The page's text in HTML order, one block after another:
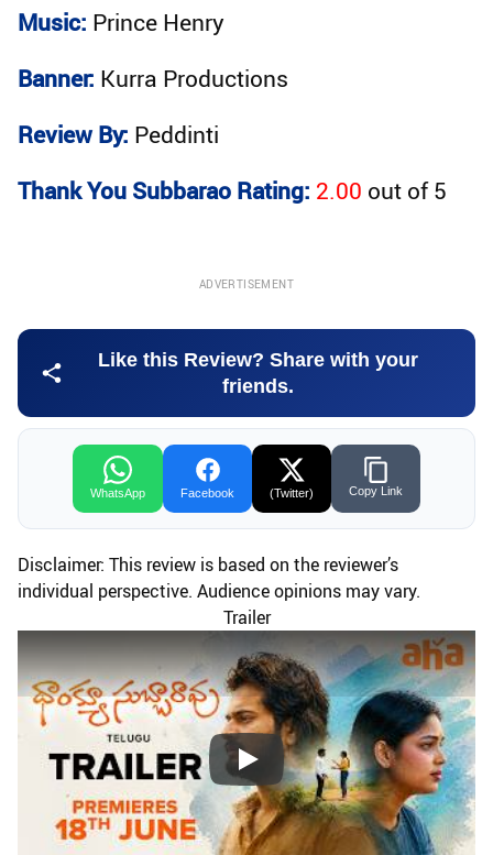
Music: Prince Henry
Banner: Kurra Productions
Review By: Peddinti
Thank You Subbarao Rating: 2.00 out of5
ADVERTISEMENT
Like this Review? Share with your
friends.
WhatsApp Facebook (Twitter) Copy Link
Disclaimer: This review is based on the reviewer’s
individual perspective. Audience opinions may vary.
Trailer
Play